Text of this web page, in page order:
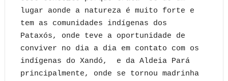
lugar aonde a natureza é muito forte e
tem as comunidades indígenas dos
Pataxós, onde teve a oportunidade de
conviver no dia a dia em contato com os
indígenas do Xandó, e da Aldeia Pará
principalmente, onde se tornou madrinha